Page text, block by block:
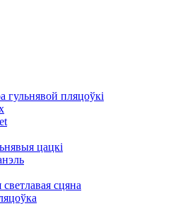
гульнявой пляцоўкі
цацкі
сцяна